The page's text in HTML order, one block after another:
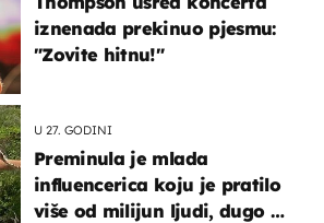
iznenada prekinuo pjesmu:
"Zovite hitnu!"
U 27. GODINI
Preminula je mlada
influencerica koju je pratilo
više od milijun ljudi, dugo se